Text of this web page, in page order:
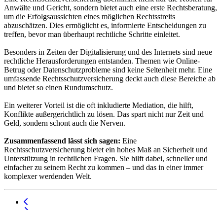
Anwälte und Gericht, sondern bietet auch eine erste Rechtsberatung,
um die Erfolgsaussichten eines möglichen Rechtsstreits
abzuschätzen. Dies ermöglicht es, informierte Entscheidungen zu
treffen, bevor man überhaupt rechtliche Schritte einleitet.
Besonders in Zeiten der Digitalisierung und des Internets sind neue
rechtliche Herausforderungen entstanden. Themen wie Online-
Betrug oder Datenschutzprobleme sind keine Seltenheit mehr. Eine
umfassende Rechtsschutzversicherung deckt auch diese Bereiche ab
und bietet so einen Rundumschutz.
Ein weiterer Vorteil ist die oft inkludierte Mediation, die hilft,
Konflikte außergerichtlich zu lösen. Das spart nicht nur Zeit und
Geld, sondern schont auch die Nerven.
Zusammenfassend lässt sich sagen: Eine
Rechtsschutzversicherung bietet ein hohes Maß an Sicherheit und
Unterstützung in rechtlichen Fragen. Sie hilft dabei, schneller und
einfacher zu seinem Recht zu kommen – und das in einer immer
komplexer werdenden Welt.